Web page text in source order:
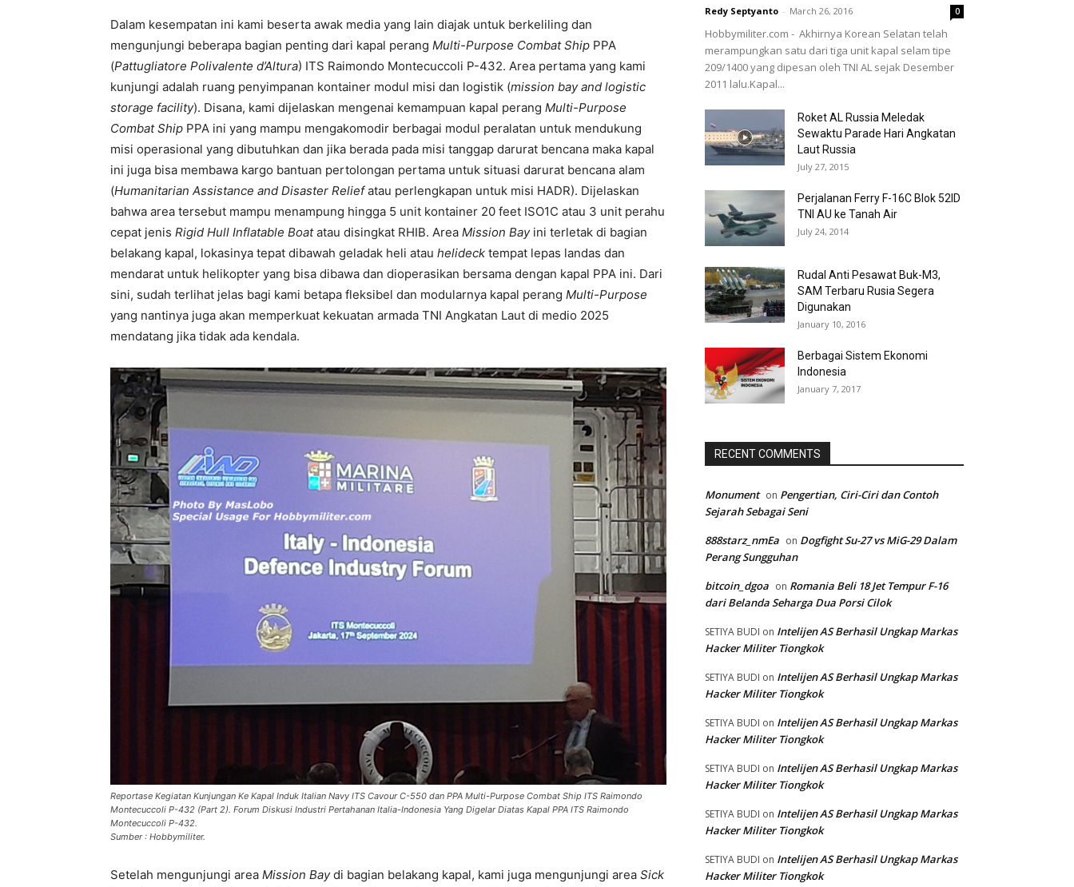
Dalam kesempatan ini kami beserta awak media yang lain diajak untuk berkeliling dan
mengunjungi beberapa bagian penting dari kapal perang Multi-Purpose Combat Ship PPA
(Pattugliatore Polivalente d’Altura) ITS Raimondo Montecuccoli P-432. Area pertama yang kami
kunjungi adalah ruang penyimpanan kontainer modul misi dan logistik (mission bay and logistic
storage facility). Disana, kami dijelaskan mengenai kemampuan kapal perang Multi-Purpose
Combat Ship PPA ini yang mampu mengakomodir berbagai modul peralatan untuk mendukung
misi operasional yang dibutuhkan dan jika berada pada misi tanggap darurat bencana maka kapal
ini juga bisa membawa kargo bantuan pertolongan pertama untuk situasi darurat bencana alam
(Humanitarian Assistance and Disaster Reliefatau perlengkapan untuk misi HADR). Dijelaskan
bahwa area tersebut mampu menampung hingga 5 unit kontainer 20 feet ISO1C atau 3 unit perahu
cepat jenis Rigid Hull Inflatable Boatatau disingkat RHIB. Area Mission Bayini terletak di bagian
belakang kapal, lokasinya tepat dibawah geladak heli atau helideck tempat lepas landas dan
mendarat untuk helikopter yang bisa dibawa dan dioperasikan bersama dengan kapal PPA ini. Dari
sini, sudah terlihat jelas bagi kami betapa fleksibel dan modularnya kapal perang Multi-Purpose
yang nantinya juga akan memperkuat kekuatan armada TNI Angkatan Laut di medio 2025
mendatang jika tidak ada kendala.
Reportase Kegiatan Kunjungan Ke Kapal Induk Italian Navy ITS Cavour C-550 dan PPA Multi-Purpose Combat Ship ITS Raimondo
Montecuccoli P-432 (Part 2). Forum Diskusi Industri Pertahanan Italia-Indonesia Yang Digelar Diatas Kapal PPA ITS Raimondo
Montecuccoli P-432.
Sumber : Hobbymiliter.
Setelah mengunjungi area Mission Baydi bagian belakang kapal, kami juga mengunjungi area Sick
Redy Septyanto - March 26, 2016 0
Hobbymiliter.com - Akhirnya Korean Selatan telah
merampungkan satu dari tiga unit kapal selam tipe
209/1400 yang dipesan oleh TNI AL sejak Desember
2011 lalu.Kapal...
Roket AL Russia Meledak
Sewaktu Parade Hari Angkatan
Laut Russia
July 27, 2015
Perjalanan Ferry F-16C Blok 52ID
TNI AU ke Tanah Air
July 24, 2014
Rudal Anti Pesawat Buk-M3,
SAM Terbaru Rusia Segera
Digunakan
January 10, 2016
Berbagai Sistem Ekonomi
Indonesia
January 7, 2017
RECENT COMMENTS
Monument on Pengertian, Ciri-Ciri dan Contoh
Sejarah Sebagai Seni
888starz_nmEa on Dogfight Su-27 vs MiG-29 Dalam
Perang Sungguhan
bitcoin_dgoa on Romania Beli 18 Jet Tempur F-16
dari Belanda Seharga Dua Porsi Cilok
SETIYA BUDI on Intelijen AS Berhasil Ungkap Markas
Hacker Militer Tiongkok
SETIYA BUDI on Intelijen AS Berhasil Ungkap Markas
Hacker Militer Tiongkok
SETIYA BUDI on Intelijen AS Berhasil Ungkap Markas
Hacker Militer Tiongkok
SETIYA BUDI on Intelijen AS Berhasil Ungkap Markas
Hacker Militer Tiongkok
SETIYA BUDI on Intelijen AS Berhasil Ungkap Markas
Hacker Militer Tiongkok
SETIYA BUDI on Intelijen AS Berhasil Ungkap Markas
Hacker Militer Tiongkok